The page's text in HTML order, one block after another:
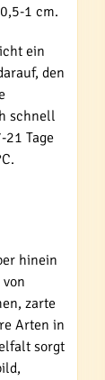
1 cm.
ein
den
schnell
21 Tage
hinein
zarte
Arten in
sorgt